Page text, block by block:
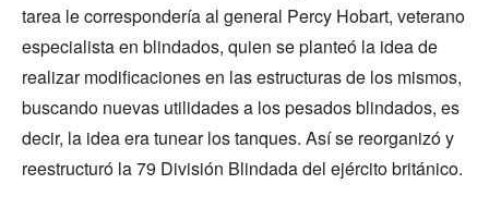
tarea le correspondería al general Percy Hobart, veterano
especialista en blindados, quien se planteó la idea de
realizar modificaciones en las estructuras de los mismos,
buscando nuevas utilidades a los pesados blindados, es
decir, la idea era tunear los tanques. Así se reorganizó y
reestructuró la 79 División Blindada del ejército británico.